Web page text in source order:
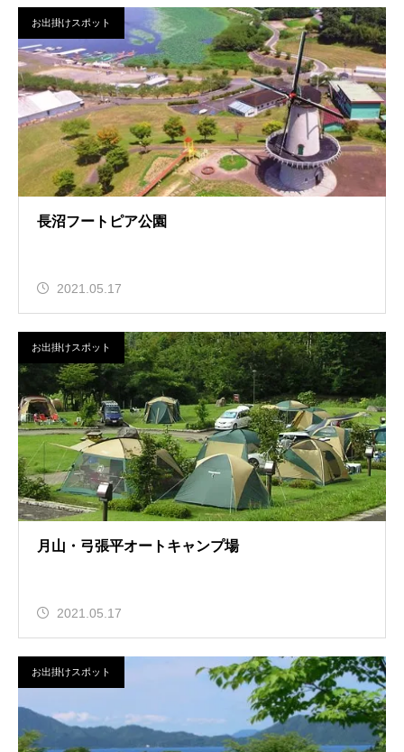
お出掛けスポット
長沼フートピア公園
2021.05.17
お出掛けスポット
月山・弓張平オートキャンプ場
2021.05.17
お出掛けスポット